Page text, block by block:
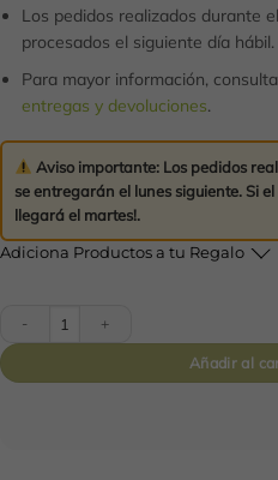
Los pedidos realizados durante
procesados el siguiente día hábil.
Para mayor información,
entregas y devoluciones.
Aviso importante:Los pedidos
se entregarán el lunes siguiente. Si
llegará el martes!.
Adiciona Productos a tu Regalo
Añadir al